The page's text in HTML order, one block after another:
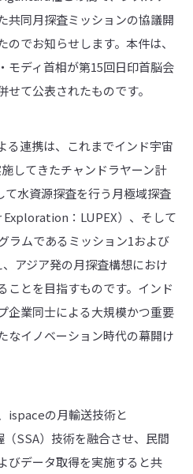
共同月探査ミッションの協議開
でお知らせします。本件は、
モディ首相が第15回日印首脳会
て公表されたものです。
る連携は、これまでインド宇宙
してきたチャンドラヤーン計
て水資源探査を行う月極域探査
：LUPEX）、そして
ラムであるミッション1および
アジア発の月探査構想におけ
ことを目指すものです。インド
企業同士による大規模かつ重要
なイノベーション時代の幕開け
ispaceの月輸送技術と
SSA）技術を融合させ、民間
びデータ取得を実施すると共